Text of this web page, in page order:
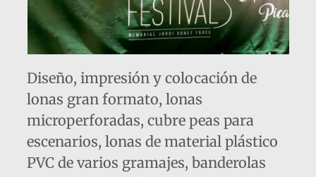
Diseño, impresión y colocación de
lonas gran formato, lonas
microperforadas, cubre peas para
escenarios, lonas de material plástico
PVC de varios gramajes, banderolas